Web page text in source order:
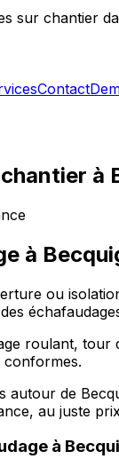
sur chantier
Contact
à
à
ou
roulant,
autour de
au juste
à